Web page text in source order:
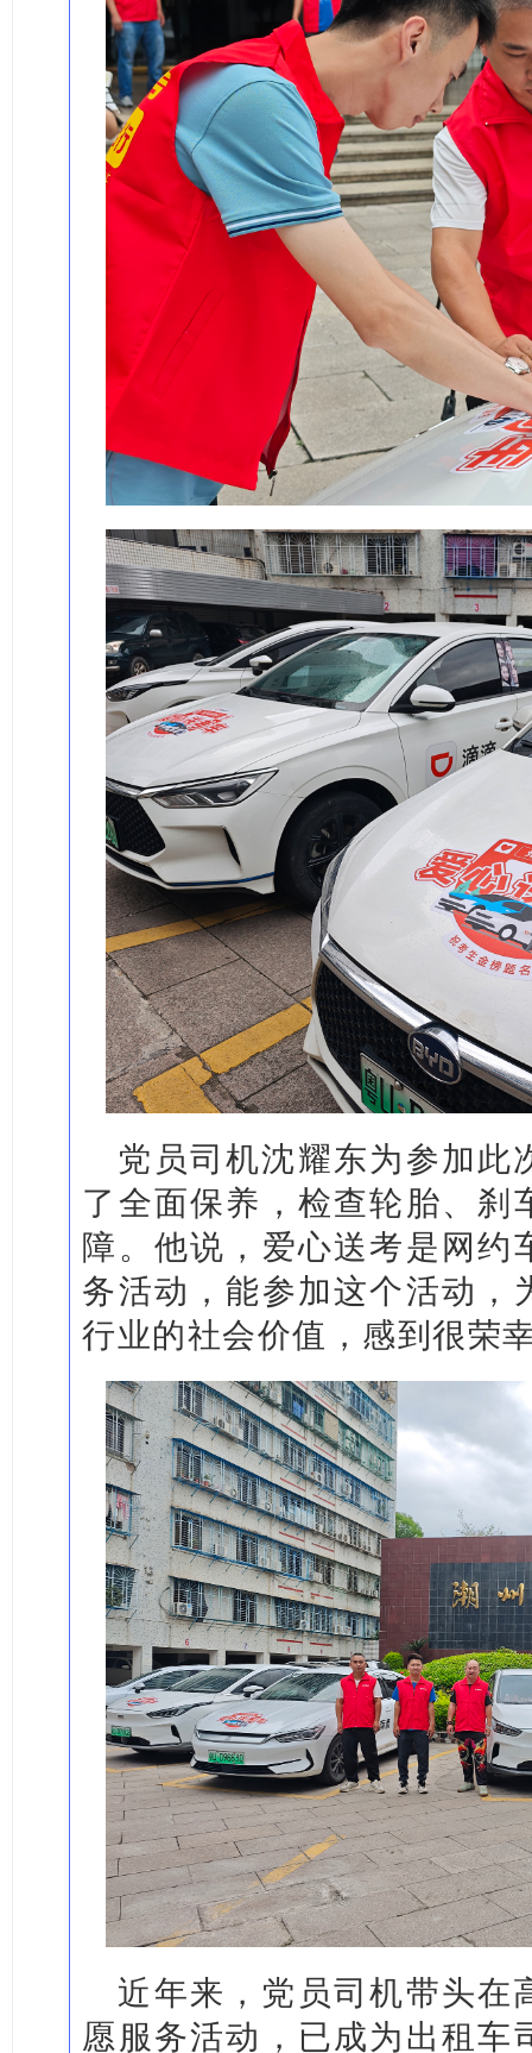
党员司机沈耀东为参加此
了全面保养，检查轮胎、刹
障。他说，爱心送考是网约
务活动，能参加这个活动，
行业的社会价值，感到很荣
近年来，党员司机带头在
愿服务活动，已成为出租车